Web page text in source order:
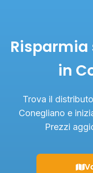
in
Trova il
Conegliano e
Prezzi